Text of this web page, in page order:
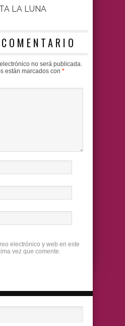
LA LUNA
no será publicada.
están marcados con *
electrónico y web en este
vez que comente.